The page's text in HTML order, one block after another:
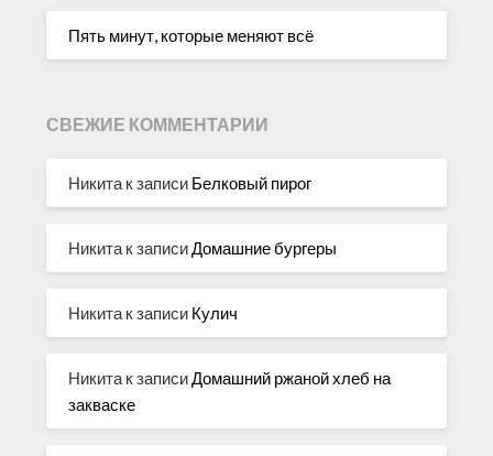
Пять минут, которые меняют всё
СВЕЖИЕ КОММЕНТАРИИ
Никита к записи Белковый пирог
Никита к записиДомашние бургеры
Никита к записи Кулич
Никита к записиДомашний ржаной хлеб на
закваске